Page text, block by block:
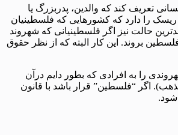
تعریف کند که والدین، پدربزرگ یا
را دارد که کشورهایی که فلسطینیان
حالت نیز اگر فلسطینیانی که شهروند
بروند. این کار البته که از نظر حقوق
را به افرادی که بطور دایم درآن
اگر “فلسطین” قرار باشد با قانون